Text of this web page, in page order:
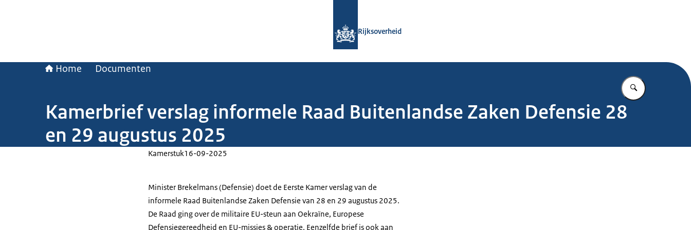
Rijksoverheid
Home Documenten
Vul in wat u
Kamerbrief verslag informele Raad Buitenlandse Zaken Defensie 28
en 29 augustus 2025
Kamerstuk16-09-2025
Minister Brekelmans (Defensie) doet de Eerste Kamer verslag van de
informele Raad Buitenlandse Zaken Defensie van 28 en 29 augustus 2025.
De Raad ging over de militaire EU-steun aan Oekraïne, Europese
Defensiegereedheid en EU-missies & operatie. Eenzelfde brief is ook aan